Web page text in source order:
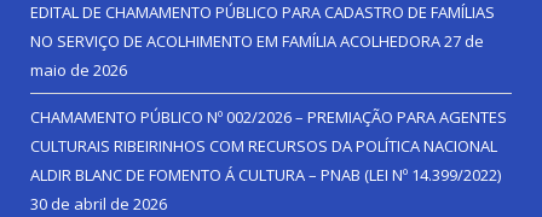
EDITAL DE CHAMAMENTO PÚBLICO PARA CADASTRO DE FAMÍLIAS
NO SERVIÇO DE ACOLHIMENTO EM FAMÍLIA ACOLHEDORA27 de
maio de 2026
CHAMAMENTO PÚBLICO Nº 002/2026 – PREMIAÇÃO PARA AGENTES
CULTURAIS RIBEIRINHOS COM RECURSOS DA POLÍTICA NACIONAL
ALDIR BLANC DE FOMENTO Á CULTURA – PNAB (LEI Nº 14.399/2022)
30 de abril de 2026